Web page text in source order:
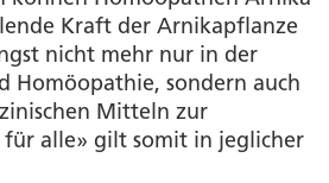
Kraft der Arnikapflanze
nicht mehr nur in der
Homöopathie, sondern auch
Mitteln zur
alle» gilt somit in jeglicher